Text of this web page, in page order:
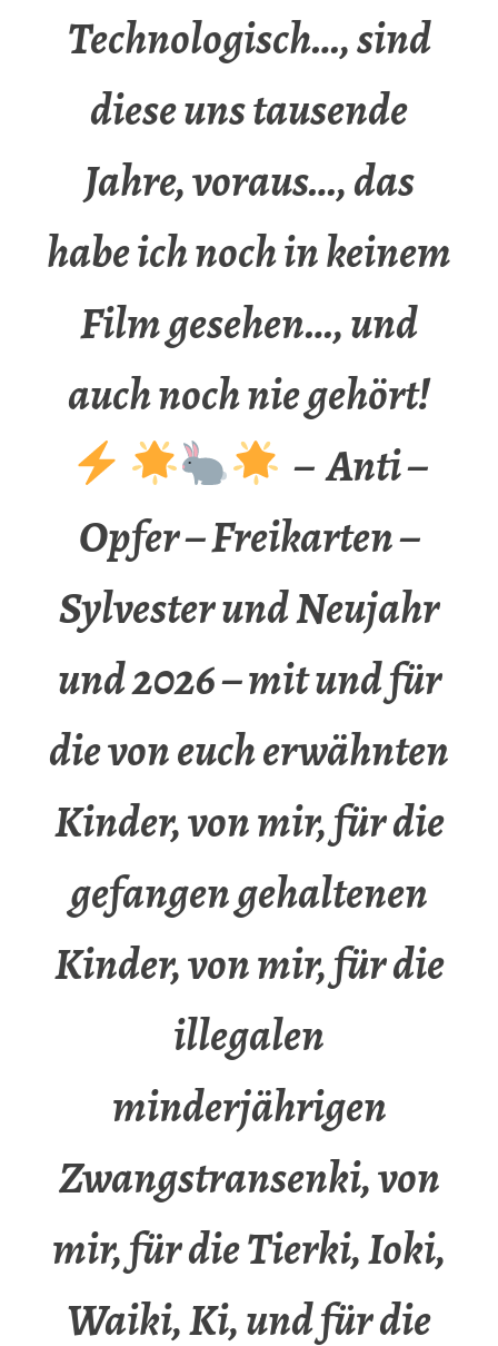
Technologisch…, sind
diese uns tausende
Jahre, voraus…, das
habe ich noch in keinem
Film gesehen…, und
auch noch nie gehört!
– Anti –
Opfer – Freikarten –
Sylvester und Neujahr
und 2026 – mit und für
die von euch erwähnten
Kinder, von mir, für die
gefangen gehaltenen
Kinder, von mir, für die
illegalen
minderjährigen
Zwangstransenki, von
mir, für die Tierki, Ioki,
Waiki, Ki, und für die